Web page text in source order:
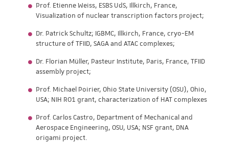
Prof. Etienne Weiss, ESBS UdS, Illkirch, France,
Visualization of nuclear transcription factors project;
Dr. Patrick Schultz; IGBMC, Illkirch, France, cryo-EM
structure of TFIID, SAGA and ATAC complexes;
Dr. Florian Müller, Pasteur Institute, Paris, France, TFIID
assembly project;
Prof. Michael Poirier, Ohio State University (OSU), Ohio,
USA; NIH RO1 grant, characterization of HAT complexes
Prof. Carlos Castro, Department of Mechanical and
Aerospace Engineering, OSU, USA; NSF grant, DNA
origami project.